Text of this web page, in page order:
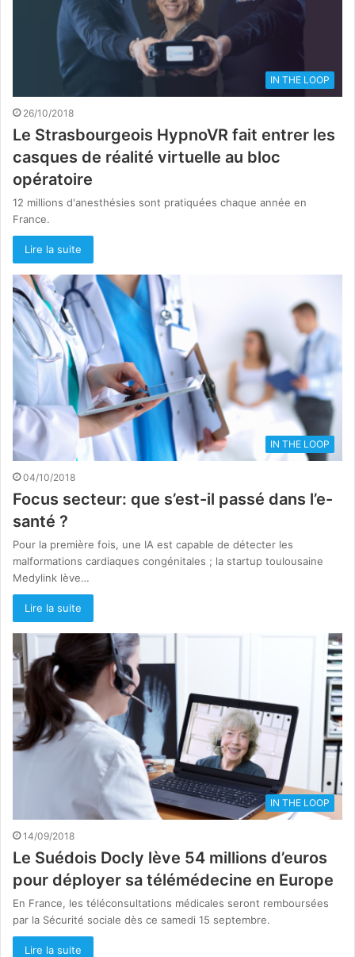
IN THE LOOP
26/10/2018
Le Strasbourgeois HypnoVR fait entrer les
casques de réalité virtuelle au bloc
opératoire
12 millions d'anesthésies sont pratiquées chaque année en
France.
Lire la suite
IN THE LOOP
04/10/2018
Focus secteur: que s’est-il passé dans l’e-
santé ?
Pour la première fois, une IA est capable de détecter les
malformations cardiaques congénitales ; la startup toulousaine
Medylink lève…
Lire la suite
IN THE LOOP
14/09/2018
Le Suédois Docly lève 54 millions d’euros
pour déployer sa télémédecine en Europe
En France, les téléconsultations médicales seront remboursées
par la Sécurité sociale dès ce samedi 15 septembre.
Lire la suite